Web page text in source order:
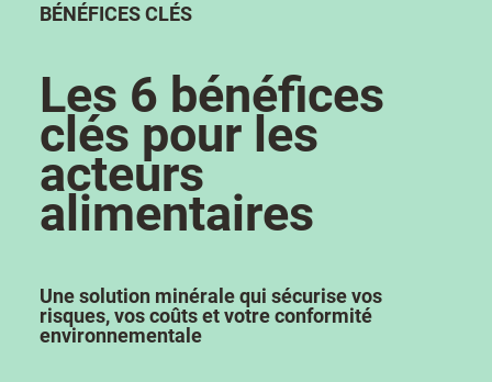
BÉNÉFICES CLÉS
Les 6 bénéfices
clés pour les
acteurs
alimentaires
Une solution minérale qui sécurise vos
risques, vos coûts et votre conformité
environnementale